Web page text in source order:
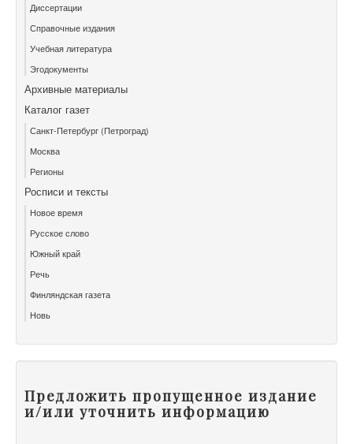
Диссертации
Справочные издания
Учебная литература
Эгодокументы
Архивные материалы
Каталог газет
Санкт-Петербург (Петроград)
Москва
Регионы
Росписи и тексты
Новое время
Русское слово
Южный край
Речь
Финляндская газета
Новь
Предложить пропущенное издание
и/или уточнить информацию